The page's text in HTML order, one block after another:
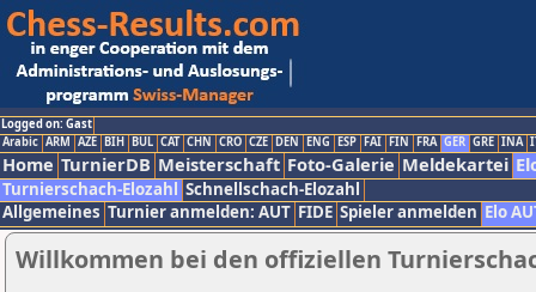
Logged on: Gast
Arabic ARM AZE BIH BUL CAT CHN CRO CZE DEN ENG ESP FAI FIN FRA GER GRE INA
Home TurnierDB Meisterschaft Foto-Galerie Meldekartei
Turnierschach-Elozahl Schnellschach-Elozahl
Allgemeines Turnier anmelden: AUT FIDE Spieler anmelden Elo
Willkommen bei den offiziellen